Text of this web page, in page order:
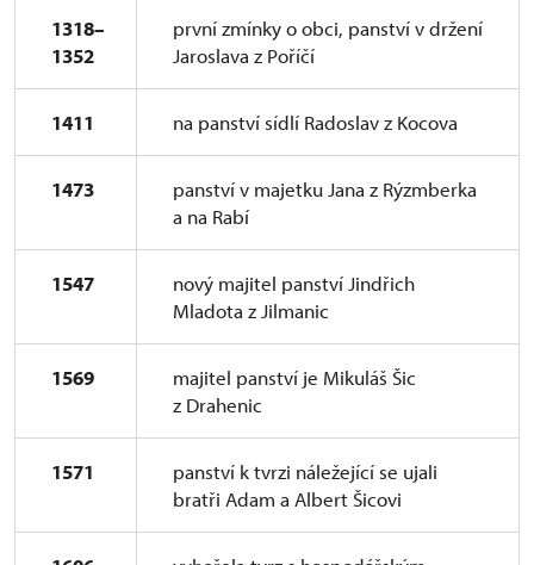
1318–
1352
první zmínky o obci, panství v držení
Jaroslava z Poříčí
1411 na panství sídlí Radoslav z Kocova
1473
panství v majetku Jana z Rýzmberka
a na Rabí
1547
nový majitel panství Jindřich
Mladota z Jilmanic
1569
majitel panství je Mikuláš Šic
z Drahenic
1571
panství k tvrzi náležející se ujali
bratři Adam a Albert Šicovi